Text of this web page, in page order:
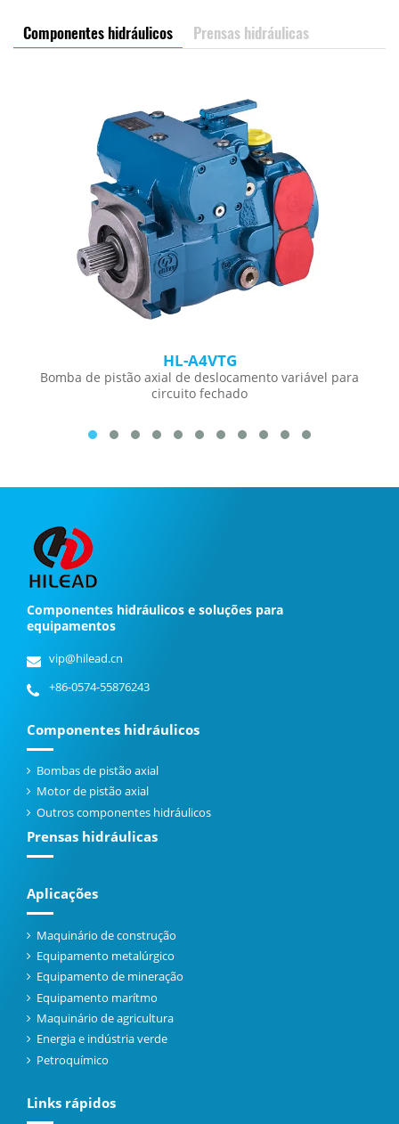
Componentes hidráulicos Prensas hidráulicas
HL-A4VTG
Bomba de pistão axial de deslocamento variável para
circuito fechado
Componentes hidráulicos e soluções para
equipamentos
vip@hilead.cn
+86-0574-55876243
Componentes hidráulicos
Bombas de pistão axial
Motor de pistão axial
Outros componentes hidráulicos
Prensas hidráulicas
Aplicações
Maquinário de construção
Equipamento metalúrgico
Equipamento de mineração
Equipamento marítmo
Maquinário de agricultura
Energia e indústria verde
Petroquímico
Links rápidos